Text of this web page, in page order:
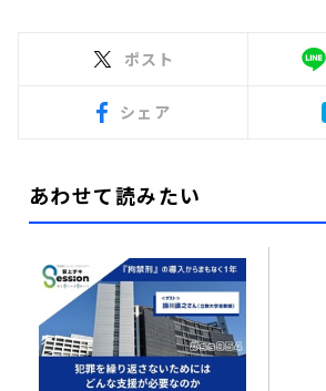
ポスト
シェア
あわせて読みたい